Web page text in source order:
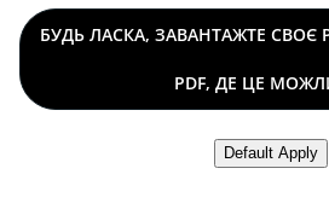
БУДЬ ЛАСКА, ЗАВАНТАЖТЕ СВОЄ
PDF, ДЕ ЦЕ
Завантажити файл резюме
Default Apply
Завантажити резюме